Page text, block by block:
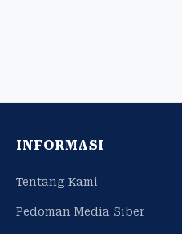
INFORMASI
Tentang Kami
Pedoman Media Siber